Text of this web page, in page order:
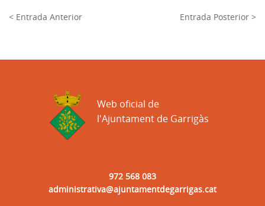
< Entrada Anterior Entrada Posterior >
972 568 083
administrativa@ajuntamentdegarrigas.cat
Web oficial de
l'Ajuntament de Garrigàs